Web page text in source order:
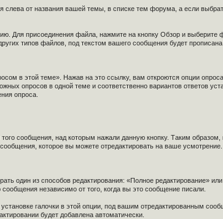
от названия вашей темы, в списке тем форума, а если
присоединения файла, нажмите на кнопку Обзор и выберите
типов файлов, под текстом вашего сообщения будет
в этой теме». Нажав на это ссылку, вам откроются опции
опросов в одной теме и соответственно вариантов ответов
опроса.
сообщения, над которым нажали данную кнопку. Таким образом,
которое вы можете отредактировать на ваше усмотрение.
один из способов редактирования: «Полное редактирование»
независимо от того, когда вы это сообщение писали.
галочки в этой опции, под вашим отредактированным
будет добавлена автоматически.